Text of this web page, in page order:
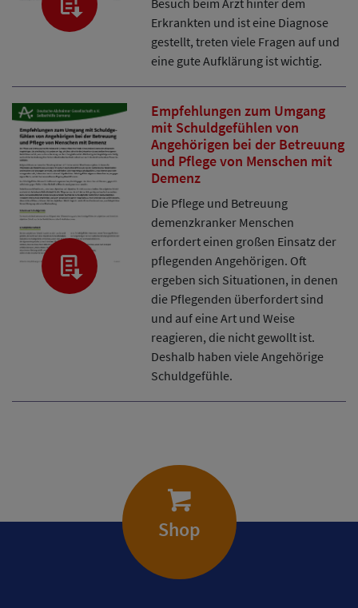
Erkrankten und ist eine Diagnose
gestellt, treten viele Fragen auf und
eine gute Aufklärung ist wichtig.
Empfehlungen zum Umgang
mit Schuldgefühlen von
Angehörigen bei der Betreuung
und Pflege von Menschen mit
Demenz
Die Pflege und Betreuung
demenzkranker Menschen
erfordert einen großen Einsatz der
pflegenden Angehörigen. Oft
ergeben sich Situationen, in denen
die Pflegenden überfordert sind
und auf eine Art und Weise
reagieren, die nicht gewollt ist.
Deshalb haben viele Angehörige
Schuldgefühle.
Shop